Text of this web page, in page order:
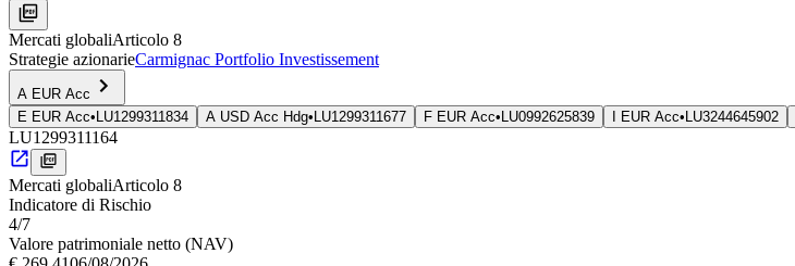
Mercati globaliArticolo 8
Strategie azionarieCarmignac Portfolio Investissement
A EUR Acc
E EUR Acc• LU1299311834 A USD Acc Hdg• LU1299311677 F EUR Acc• LU0992625839 I EUR Acc• LU3244645902
LU1299311164
Mercati globaliArticolo 8
Indica­tore di Rischio
4/7
Valore patrimoniale netto (NAV)